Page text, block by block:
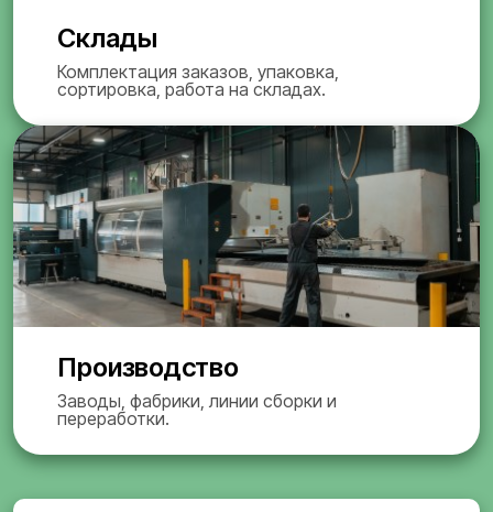
Склады
Комплектация заказов, упаковка,
сортировка, работа на складах.
Производство
Заводы, фабрики, линии сборки и
переработки.